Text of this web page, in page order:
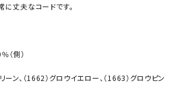
丈夫なコードです。
（側）
ーン、（1662）グロウイエロー、（1663）グロウピン